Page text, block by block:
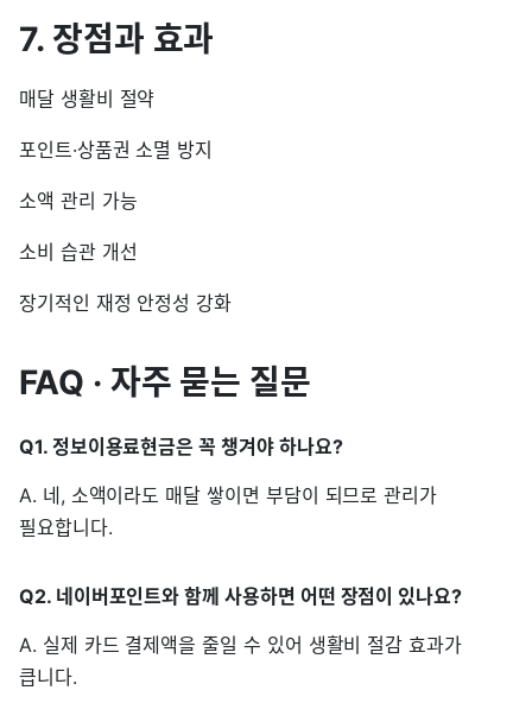
7. 장점과 효과
매달 생활비 절약
포인트·상품권 소멸 방지
소액 관리 가능
소비 습관 개선
장기적인 재정 안정성 강화
FAQ · 자주 묻는 질문
Q1. 정보이용료현금은 꼭 챙겨야 하나요?
A. 네, 소액이라도 매달 쌓이면 부담이 되므로 관리가
필요합니다.
Q2. 네이버포인트와 함께 사용하면 어떤 장점이 있나요?
A. 실제 카드 결제액을 줄일 수 있어 생활비 절감 효과가
큽니다.